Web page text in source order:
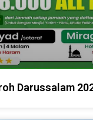
Darussalam